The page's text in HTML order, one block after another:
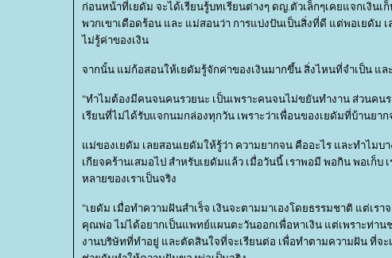
ก่อนหน้าที่เยดัม จะได้เรียนรู้บทเรียนต่างๆ ดญ.ตัวเล็กๆเคยแจกเงินเ
พวกเขาเดือดร้อน และ แม่สอนว่า การแบ่งปันเป็นสิ่งที่ดี แต่พอเยดัม
ไม่รู้ค่าของเงิน
จากนั้น แม่ก้อสอนให้เยดัมรู้จักค่าของเงินมากขึ้น สิ่งไหนที่จำเป็น แล
"ทำไมต้องมีคนจนคนรวยนะ เป็นเพราะคนจนไม่ขยันทำงาน ส่วนค
เรียนที่ไม่ได้รับแจกนมกล่องทุกวัน เพราะว่าเพื่อนของเยดัมที่บ้านยา
ม่ของเยดัม เลยสอนเยดัมให้รู้ว่า ความยากจน คืออะไร และทำไมบ
เกียจคร้านเสมอไป สำหรับเยดัมแล้ว เมื่อวันนี้ เราพอมี พอกิน พอเก็
หลายของเราเป็นจริง
"เยดัม เมื่อทำความฝันสำเร็จ เงินจะตามมาเองโดยธรรมชาติ แต่เร
คุณพ่อ ไม่ได้อยากเป็นแพทย์แผนตะวันออกเพื่อหาเงิน แต่เพราะท่า
งานบริษัทที่ทำอยู่ และตัดสินใจที่จะเรียนต่อ เพื่อทำตามความฝัน ที่